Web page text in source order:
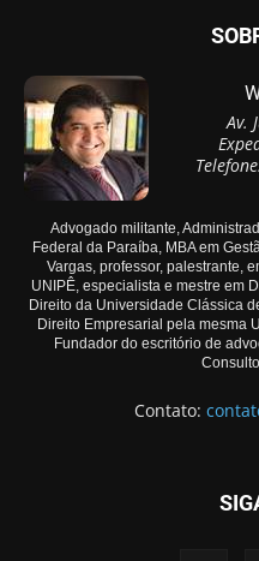
Av.
Advogado militante,
Federal da Paraíba, MBA em
Vargas, professor, palestrante,
UNIPÊ, especialista e mestre em
Direito da Universidade Clássica
Direito Empresarial pela mesma
Fundador do escritório de
Contato: